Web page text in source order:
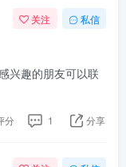
关注 私信
兴趣的朋友可以联
分 1 分享